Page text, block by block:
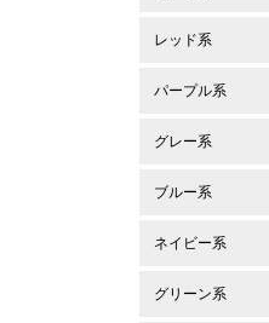
レッド系
パープル系
グレー系
ブルー系
ネイビー系
グリーン系